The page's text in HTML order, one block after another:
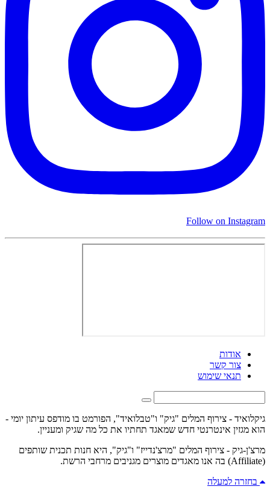
Follow on Instagram
אודות
צור קשר
תנאי שימוש
גיקלואיד - צירוף המלים "גיק" ו"טבלואיד", הפורמט בו מודפס עיתון יומי -
הוא מגזין אינטרנטי חדש שמאגד תחתיו את כל מה שגיק ומעניין.
מרצ'ן-גיק - צירוף המלים "מרצ'נדייז" ו"גיק", היא חנות תכנית שותפים
(Affiliate) בה אנו מאגדים מוצרים מגניבים מרחבי הרשת.
בחזרה למעלה